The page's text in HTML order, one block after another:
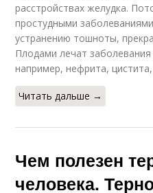
расстройствах желудка.
простудными
устранению тошноты,
Плодами лечат
например, нефрита,
Читать дальше →
Чем полезен
человека.